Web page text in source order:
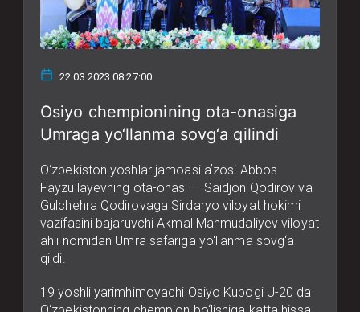
22.03.2023 08:27:00
Osiyo chempionining ota-onasiga
Umraga yo‘llanma sovg‘a qilindi
O‘zbekiston yoshlar jamoasi aʼzosi Abbos
Fayzullayevning ota-onasi — Saidjon Qodirov va
Gulchehra Qodirovaga Sirdaryo viloyat hokimi
vazifasini bajaruvchi Akmal Mahmudaliyev viloyat
ahli nomidan Umra safariga yo‘llanma sovg‘a
qildi.
19 yoshli yarimhimoyachi Osiyo Kubogi U-20 da